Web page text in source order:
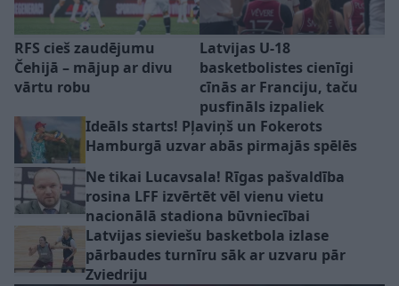
RFS cieš zaudējumu
Čehijā – mājup ar divu
vārtu robu
Latvijas U-18
basketbolistes cienīgi
cīnās ar Franciju, taču
pusfināls izpaliek
Ideāls starts! Pļaviņš un Fokerots
Hamburgā uzvar abās pirmajās spēlēs
Ne tikai Lucavsala! Rīgas pašvaldība
rosina LFF izvērtēt vēl vienu vietu
nacionālā stadiona būvniecībai
Latvijas sieviešu basketbola izlase
pārbaudes turnīru sāk ar uzvaru pār
Zviedriju